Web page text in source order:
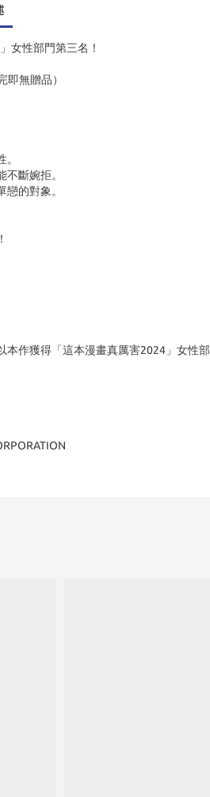
女性部門第三名！
無贈品）
斷婉拒。
的對象。
本作獲得「這本漫畫真厲害2024」女性